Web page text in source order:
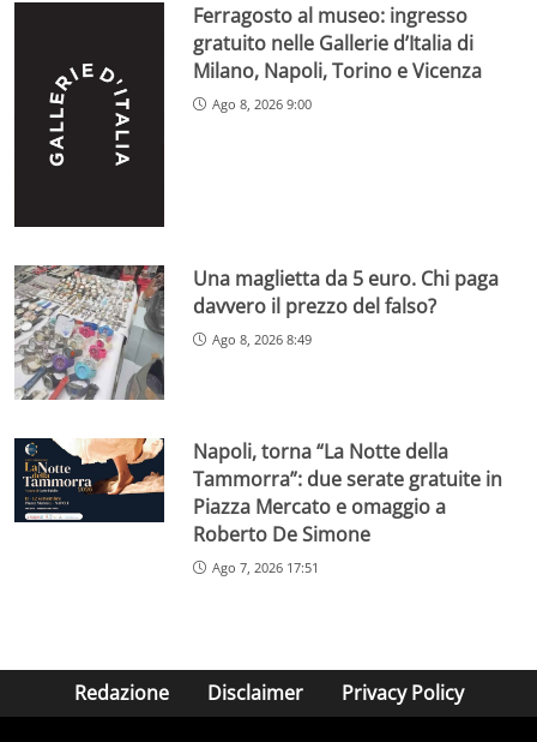
Ferragosto al museo: ingresso
gratuito nelle Gallerie d’Italia di
Milano, Napoli, Torino e Vicenza
Ago 8, 2026 9:00
Una maglietta da 5 euro. Chi paga
davvero il prezzo del falso?
Ago 8, 2026 8:49
Napoli, torna “La Notte della
Tammorra”: due serate gratuite in
Piazza Mercato e omaggio a
Roberto De Simone
Ago 7, 2026 17:51
Redazione Disclaimer Privacy Policy